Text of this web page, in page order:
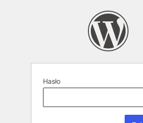
Hasło